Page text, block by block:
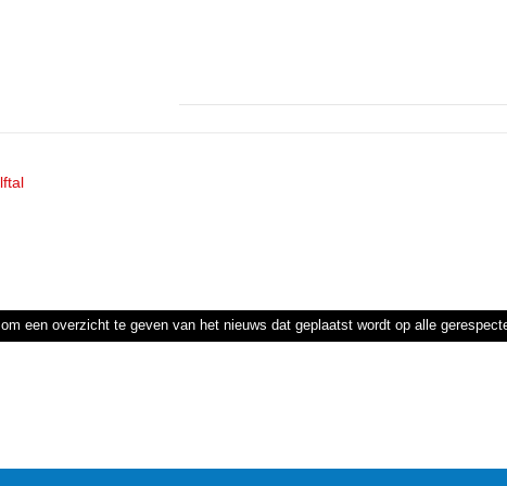
een overzicht te geven van het nieuws dat geplaatst wordt op alle